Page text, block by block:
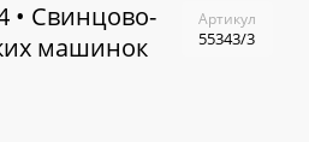
• Свинцово-
машинок
Артикул
55343/3